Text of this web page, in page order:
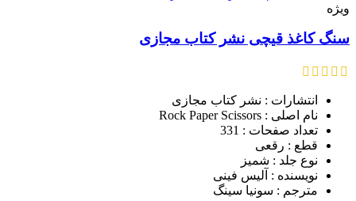
ویژه
سنگ کاغذ قیچی نشر کتاب مجازی
انتشارات : نشر کتاب مجازی
نام اصلی : Rock Paper Scissors
تعداد صفحات : 331
قطع : رقعی
نوع جلد : شمیز
نویسنده : آلیس فینی
مترجم : سونیا سینگ